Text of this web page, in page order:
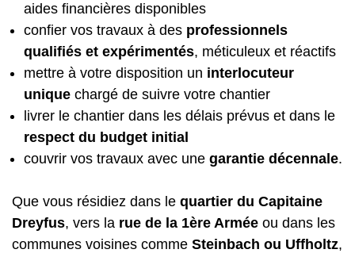
aides financières disponibles
confier vos travaux à des professionnels
qualifiés et expérimentés, méticuleux et réactifs
mettre à votre disposition un interlocuteur
unique chargé de suivre votre chantier
livrer le chantier dans les délais prévus et dans le
respect du budget initial
couvrir vos travaux avec une garantie décennale.
Que vous résidiez dans le quartier du Capitaine
Dreyfus, vers la rue de la 1ère Armée ou dans les
communes voisines comme Steinbach ou Uffholtz,